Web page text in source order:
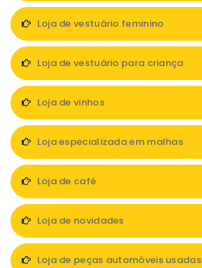
Loja de vestuário feminino
Loja de vestuário para criança
Loja de vinhos
Loja especializada em malhas
Loja de café
Loja de novidades
Loja de peças automóveis usadas